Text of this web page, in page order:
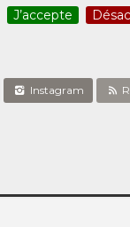
J’accepte
Instagram